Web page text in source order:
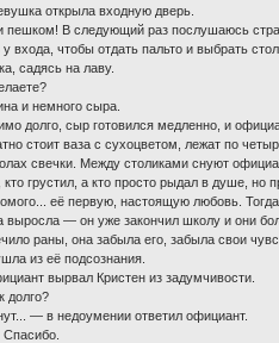
открыла входную дверь.
пешком! В следующий раз послушаюсь
входа, чтобы отдать пальто и выбрать
садясь на лаву.
и немного сыра.
долго, сыр готовился медленно, и
стоит ваза с сухоцветом, лежат по
свечки. Между столиками снуют
кто грустил, а кто просто рыдал в душе,
её первую, настоящую любовь.
выросла — он уже закончил школу и они
раны, она забыла его, забыла свои
из её подсознания.
вырвал Кристен из задумчивости.
долго?
— в недоумении ответил официант.